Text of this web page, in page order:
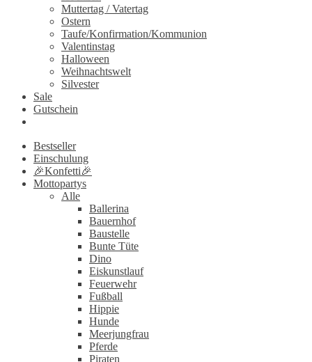
Muttertag / Vatertag
Ostern
Taufe/Konfirmation/Kommunion
Valentinstag
Halloween
Weihnachtswelt
Silvester
Sale
Gutschein
Bestseller
Einschulung
🎉Konfetti🎉
Mottopartys
Alle
Ballerina
Bauernhof
Baustelle
Bunte Tüte
Dino
Eiskunstlauf
Feuerwehr
Fußball
Hippie
Hunde
Meerjungfrau
Pferde
Piraten